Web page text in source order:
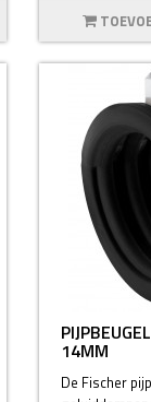
14MM
De Fischer